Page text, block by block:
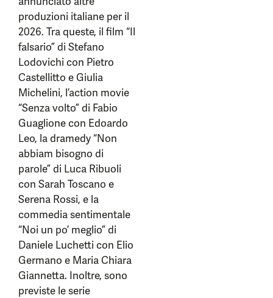
produzioni italiane per il
2026. Tra queste, il film “Il
falsario” di Stefano
Lodovichi con Pietro
Castellitto e Giulia
Michelini, l’action movie
“Senza volto” di Fabio
Guaglione con Edoardo
Leo, la dramedy “Non
abbiam bisogno di
parole” di Luca Ribuoli
con Sarah Toscano e
Serena Rossi, e la
commedia sentimentale
“Noi un po’ meglio” di
Daniele Luchetti con Elio
Germano e Maria Chiara
Giannetta. Inoltre, sono
previste le serie